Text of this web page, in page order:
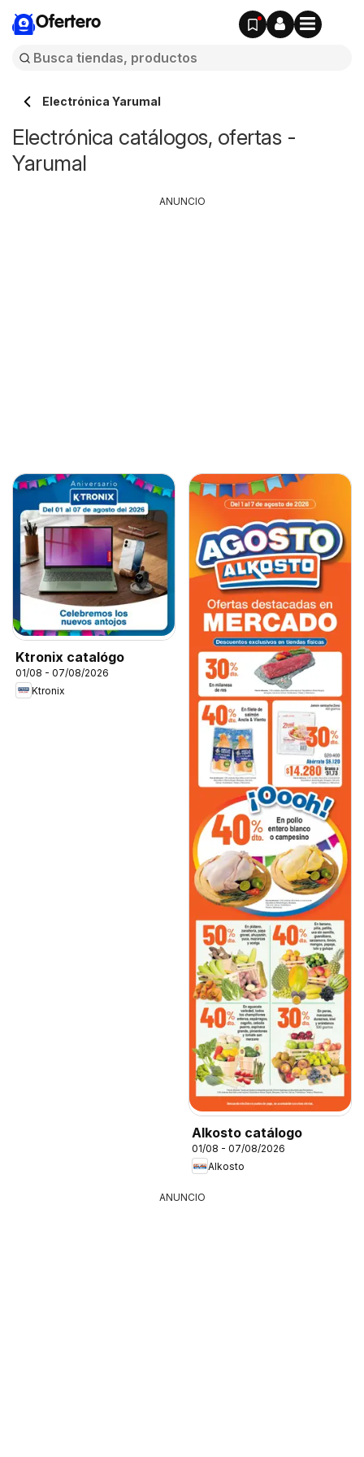
Ofertero
Electrónica Yarumal
Electrónica catálogos, ofertas -
Yarumal
Ktronix catalógo
01/08 - 07/08/2026
Ktronix
Alkosto catálogo
01/08 - 07/08/2026
Alkosto
ANUNCIO
ANUNCIO